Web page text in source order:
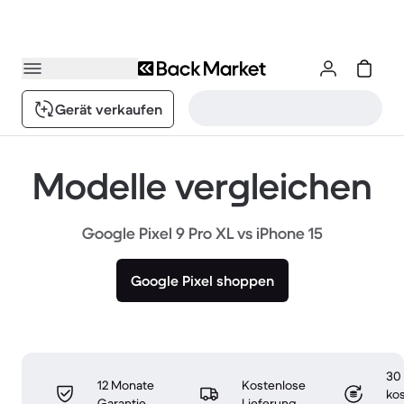
Gerät verkaufen
Modelle vergleichen
Google Pixel 9 Pro XL vs iPhone 15
Google Pixel shoppen
12 Monate
Kostenlose
30